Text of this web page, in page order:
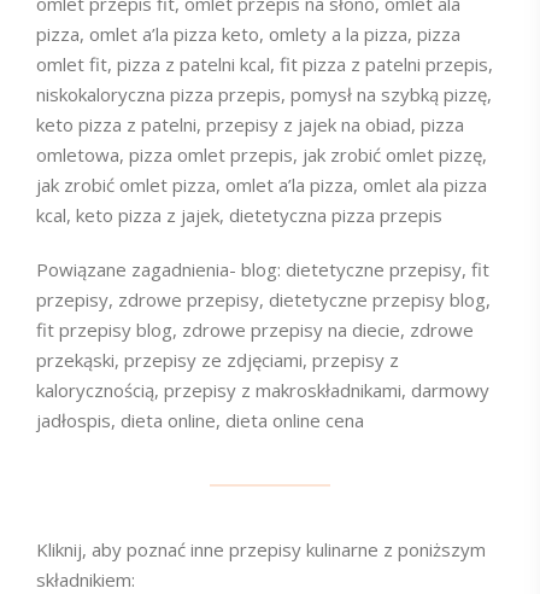
pizza, omlet a’la pizza keto, omlety a la pizza, pizza
omlet fit, pizza z patelni kcal, fit pizza z patelni przepis,
niskokaloryczna pizza przepis, pomysł na szybką pizzę,
keto pizza z patelni, przepisy z jajek na obiad, pizza
omletowa, pizza omlet przepis, jak zrobić omlet pizzę,
jak zrobić omlet pizza, omlet a’la pizza, omlet ala pizza
kcal, keto pizza z jajek, dietetyczna pizza przepis
Powiązane zagadnienia- blog: dietetyczne przepisy, fit
przepisy, zdrowe przepisy, dietetyczne przepisy blog,
fit przepisy blog, zdrowe przepisy na diecie, zdrowe
przekąski, przepisy ze zdjęciami, przepisy z
kalorycznością, przepisy z makroskładnikami, darmowy
jadłospis, dieta online, dieta online cena
Kliknij, aby poznać inne przepisy kulinarne z poniższym
składnikiem: